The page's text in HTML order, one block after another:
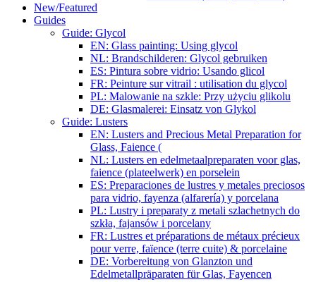
New/Featured
Guides
Guide: Glycol
EN: Glass painting: Using glycol
NL: Brandschilderen: Glycol gebruiken
ES: Pintura sobre vidrio: Usando glicol
FR: Peinture sur vitrail : utilisation du glycol
PL: Malowanie na szkle: Przy użyciu glikolu
DE: Glasmalerei: Einsatz von Glykol
Guide: Lusters
EN: Lusters and Precious Metal Preparation for
Glass, Faience (
NL: Lusters en edelmetaalpreparaten voor glas,
faience (plateelwerk) en porselein
ES: Preparaciones de lustres y metales preciosos
para vidrio, fayenza (alfarería) y porcelana
PL: Lustry i preparaty z metali szlachetnych do
szkła, fajansów i porcelany
FR: Lustres et préparations de métaux précieux
pour verre, faïence (terre cuite) & porcelaine
DE: Vorbereitung von Glanzton und
Edelmetallpräparaten für Glas, Fayencen